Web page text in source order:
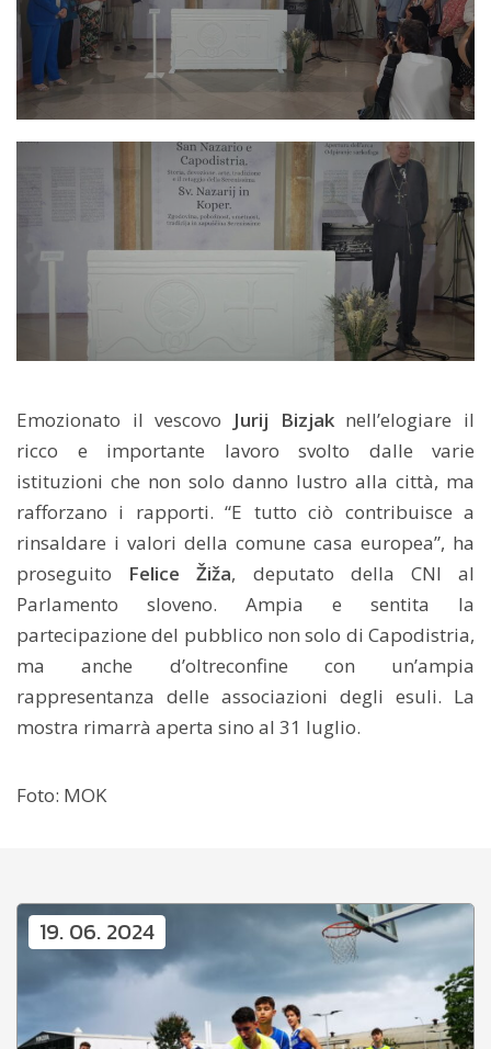
Emozionato il vescovo Jurij Bizjaknell’elogiare il
ricco e importante lavoro svolto dalle varie
istituzioni che non solo danno lustro alla città, ma
rafforzano i rapporti. “E tutto ciò contribuisce a
rinsaldare i valori della comune casa europea”, ha
proseguito Felice Žiža, deputato della CNI al
Parlamento sloveno. Ampia e sentita la
partecipazione del pubblico non solo di Capodistria,
ma anche d’oltreconfine con un’ampia
rappresentanza delle associazioni degli esuli. La
mostra rimarrà aperta sino al 31 luglio.
Foto: MOK
19. 06. 2024